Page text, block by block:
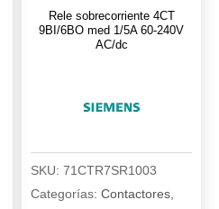
Rele sobrecorriente 4CT
9BI/6BO med 1/5A 60-240V
AC/dc
SKU: 71CTR7SR1003
Categorías: Contactores,